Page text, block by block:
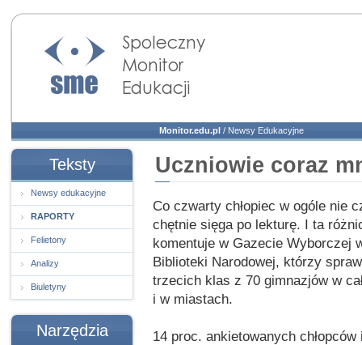
Społeczny Monitor
Edukacji
Monitor.edu.pl / Newsy Edukacyjne
Teksty
Newsy edukacyjne
RAPORTY
Felietony
Analizy
Biuletyny
Narzędzia
Uczniowie coraz
Co czwarty chłopiec w ogóle nie
chętnie sięga po lekturę. I ta
komentuje w Gazecie Wyborczej
Biblioteki Narodowej, którzy
trzecich klas z 70 gimnazjów w
i w miastach.
14 proc. ankietowanych